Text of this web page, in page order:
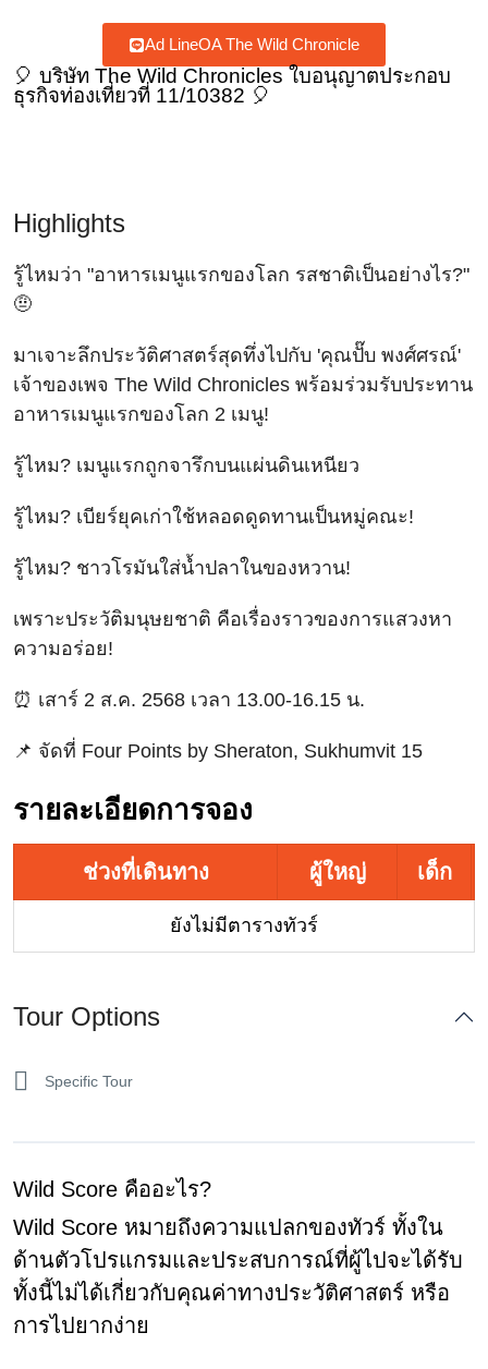
Ad LineOA The Wild Chronicle
🎈 บริษัท The Wild Chronicles ใบอนุญาตประกอบ
ธุรกิจท่องเที่ยวที่ 11/10382 🎈
Highlights
รู้ไหมว่า "อาหารเมนูแรกของโลก รสชาติเป็นอย่างไร?"
🤨
มาเจาะลึกประวัติศาสตร์สุดทึ่งไปกับ 'คุณปั๊บ พงศ์ศรณ์'
เจ้าของเพจ The Wild Chronicles พร้อมร่วมรับประทาน
อาหารเมนูแรกของโลก 2 เมนู!
รู้ไหม? เมนูแรกถูกจารึกบนแผ่นดินเหนียว
รู้ไหม? เบียร์ยุคเก่าใช้หลอดดูดทานเป็นหมู่คณะ!
รู้ไหม? ชาวโรมันใส่น้ำปลาในของหวาน!
เพราะประวัติมนุษยชาติ คือเรื่องราวของการแสวงหา
ความอร่อย!
⏰ เสาร์ 2 ส.ค. 2568 เวลา 13.00-16.15 น.
📌 จัดที่ Four Points by Sheraton, Sukhumvit 15
รายละเอียดการจอง
ช่วงที่เดินทาง ผู้ใหญ่ เด็ก
ยังไม่มีตารางทัวร์
Tour Options
Specific Tour
Wild Score คืออะไร?
Wild Score หมายถึงความแปลกของทัวร์ ทั้งใน
ด้านตัวโปรแกรมและประสบการณ์ที่ผู้ไปจะได้รับ
ทั้งนี้ไม่ได้เกี่ยวกับคุณค่าทางประวัติศาสตร์ หรือ
การไปยากง่าย